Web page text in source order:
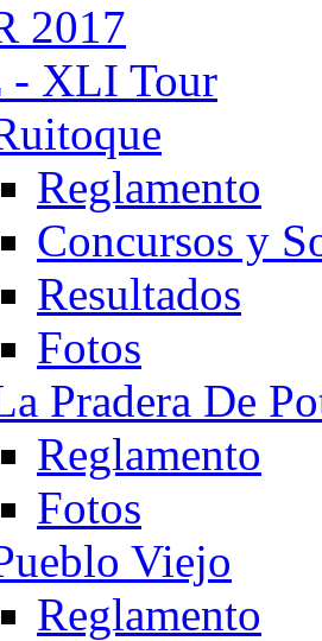
2017
- XLI Tour
Reglamento
Concursos y
Resultados
Fotos
Pradera De
Reglamento
Fotos
Viejo
Reglamento